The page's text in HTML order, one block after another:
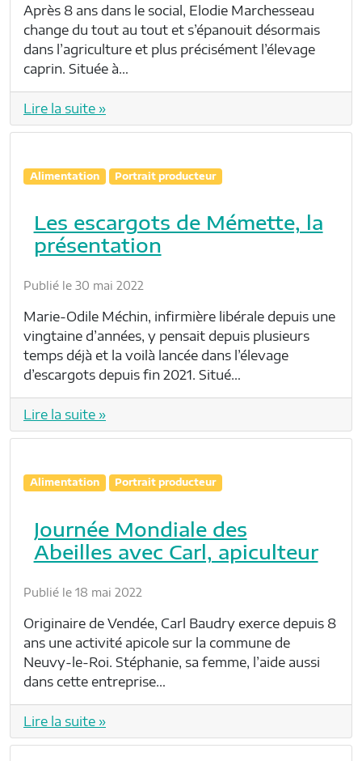
Après 8 ans dans le social, Elodie Marchesseau
change du tout au tout et s’épanouit désormais
dans l’agriculture et plus précisément l’élevage
caprin. Située à…
Lire la suite »
Alimentation Portrait producteur
Les escargots de Mémette, la
présentation
Publié le 30 mai 2022
Marie-Odile Méchin, infirmière libérale depuis une
vingtaine d’années, y pensait depuis plusieurs
temps déjà et la voilà lancée dans l’élevage
d’escargots depuis fin 2021. Situé…
Lire la suite »
Alimentation Portrait producteur
Journée Mondiale des
Abeilles avec Carl, apiculteur
Publié le 18 mai 2022
Originaire de Vendée, Carl Baudry exerce depuis 8
ans une activité apicole sur la commune de
Neuvy-le-Roi. Stéphanie, sa femme, l’aide aussi
dans cette entreprise…
Lire la suite »